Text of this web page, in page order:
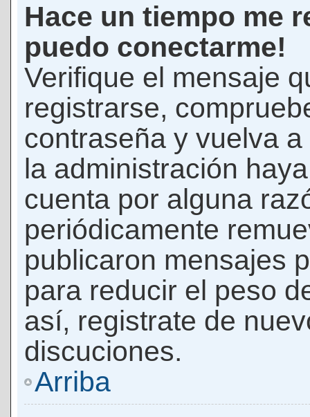
Hace un tiempo me
puedo conectarme!
Verifique el mensaje
registrarse,
contraseña y vuelva
la administración
cuenta por alguna
periódicamente
publicaron mensajes
para reducir el peso
así, registrate de
discuciones.
Arriba